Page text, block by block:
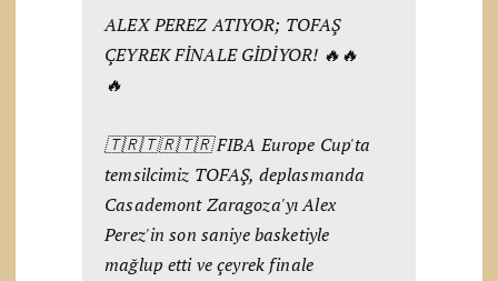
ALEX PEREZ ATIYOR; TOFAŞ
ÇEYREK FİNALE GİDİYOR! 🔥🔥
🔥
🇹🇷🇹🇷🇹🇷 FIBA Europe Cup'ta
temsilcimiz TOFAŞ, deplasmanda
Casademont Zaragoza'yı Alex
Perez'in son saniye basketiyle
mağlup etti ve çeyrek finale